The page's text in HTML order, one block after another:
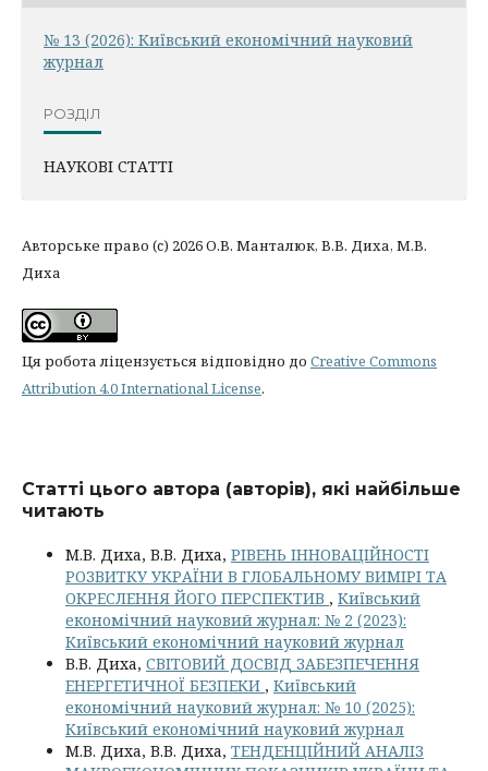
№ 13 (2026): Київський економічний науковий
журнал
РОЗДІЛ
НАУКОВІ СТАТТІ
Авторське право (c) 2026 О.В. Манталюк, В.В. Диха, М.В.
Диха
Ця робота ліцензується відповідно до Creative Commons
Attribution 4.0 International License.
Статті цього автора (авторів), які найбільше
читають
М.В. Диха, В.В. Диха, РІВЕНЬ ІННОВАЦІЙНОСТІ
РОЗВИТКУ УКРАЇНИ В ГЛОБАЛЬНОМУ ВИМІРІ ТА
ОКРЕСЛЕННЯ ЙОГО ПЕРСПЕКТИВ , Київський
економічний науковий журнал: № 2 (2023):
Київський економічний науковий журнал
В.В. Диха, СВІТОВИЙ ДОСВІД ЗАБЕЗПЕЧЕННЯ
ЕНЕРГЕТИЧНОЇ БЕЗПЕКИ , Київський
економічний науковий журнал: № 10 (2025):
Київський економічний науковий журнал
М.В. Диха, В.В. Диха, ТЕНДЕНЦІЙНИЙ АНАЛІЗ